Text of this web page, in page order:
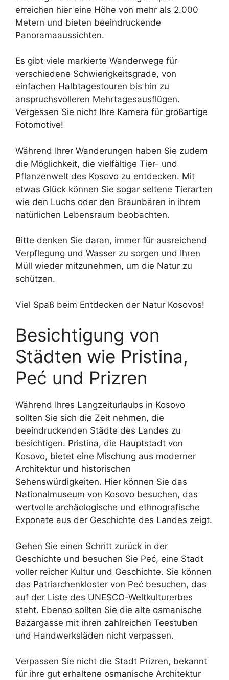
erreichen hier eine Höhe von mehr als 2.000
Metern und bieten beeindruckende
Panoramaaussichten.
Es gibt viele markierte Wanderwege für
verschiedene Schwierigkeitsgrade, von
einfachen Halbtagestouren bis hin zu
anspruchsvolleren Mehrtagesausflügen.
Vergessen Sie nicht Ihre Kamera für großartige
Fotomotive!
Während Ihrer Wanderungen haben Sie zudem
die Möglichkeit, die vielfältige Tier- und
Pflanzenwelt des Kosovo zu entdecken. Mit
etwas Glück können Sie sogar seltene Tierarten
wie den Luchs oder den Braunbären in ihrem
natürlichen Lebensraum beobachten.
Bitte denken Sie daran, immer für ausreichend
Verpflegung und Wasser zu sorgen und Ihren
Müll wieder mitzunehmen, um die Natur zu
schützen.
Viel Spaß beim Entdecken der Natur Kosovos!
Besichtigung von
Städten wie Pristina,
Peć und Prizren
Während Ihres Langzeiturlaubs in Kosovo
sollten Sie sich die Zeit nehmen, die
beeindruckenden Städte des Landes zu
besichtigen. Pristina, die Hauptstadt von
Kosovo, bietet eine Mischung aus moderner
Architektur und historischen
Sehenswürdigkeiten. Hier können Sie das
Nationalmuseum von Kosovo besuchen, das
wertvolle archäologische und ethnografische
Exponate aus der Geschichte des Landes zeigt.
Gehen Sie einen Schritt zurück in der
Geschichte und besuchen Sie Peć, eine Stadt
voller reicher Kultur und Geschichte. Sie können
das Patriarchenkloster von Peć besuchen, das
auf der Liste des UNESCO-Weltkulturerbes
steht. Ebenso sollten Sie die alte osmanische
Bazargasse mit ihren zahlreichen Teestuben
und Handwerksläden nicht verpassen.
Verpassen Sie nicht die Stadt Prizren, bekannt
für ihre gut erhaltene osmanische Architektur